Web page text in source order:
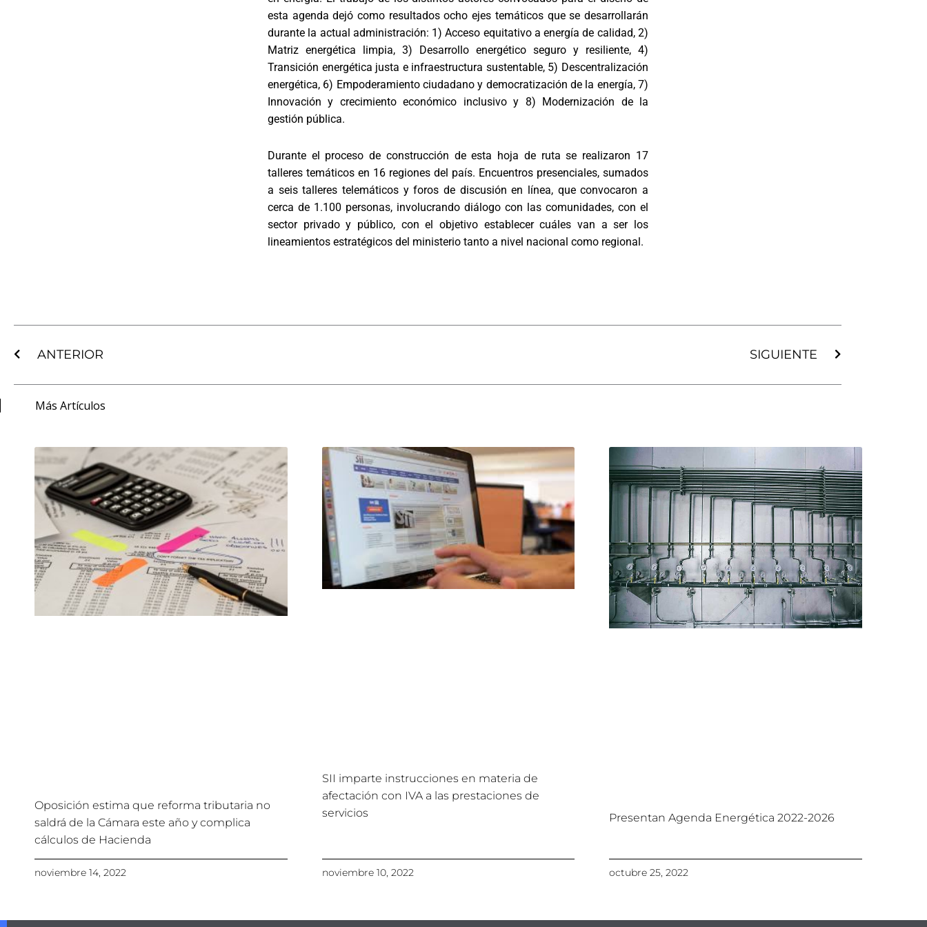
esta agenda dejó como resultados ocho ejes temáticos que se desarrollarán
durante la actual administración: 1) Acceso equitativo a energía de calidad, 2)
Matriz energética limpia, 3) Desarrollo energético seguro y resiliente, 4)
Transición energética justa e infraestructura sustentable, 5) Descentralización
energética, 6) Empoderamiento ciudadano y democratización de la energía, 7)
Innovación y crecimiento económico inclusivo y 8) Modernización de la
gestión pública.
Durante el proceso de construcción de esta hoja de ruta se realizaron 17
talleres temáticos en 16 regiones del país. Encuentros presenciales, sumados
a seis talleres telemáticos y foros de discusión en línea, que convocaron a
cerca de 1.100 personas, involucrando diálogo con las comunidades, con el
sector privado y público, con el objetivo establecer cuáles van a ser los
lineamientos estratégicos del ministerio tanto a nivel nacional como regional.
ANTERIOR SIGUIENTE
Más Artículos
Oposición estima que reforma tributaria no
saldrá de la Cámara este año y complica
cálculos de Hacienda
noviembre 14, 2022
SII imparte instrucciones en materia de
afectación con IVA a las prestaciones de
servicios
noviembre 10, 2022
Presentan Agenda Energética 2022-2026
octubre 25, 2022